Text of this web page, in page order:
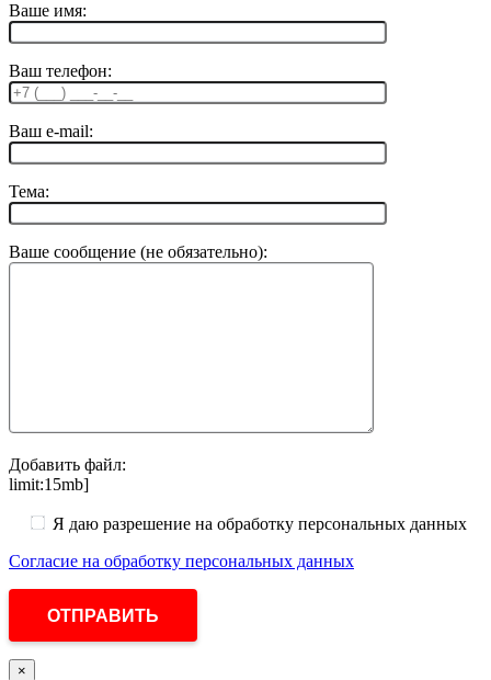
Ваше имя:
Ваш телефон:
Ваш e-mail:
Тема:
Ваше сообщение (не обязательно):
Добавить файл:
limit:15mb]
Я даю разрешение на обработку персональных данных
Согласие на обработку персональных данных
×